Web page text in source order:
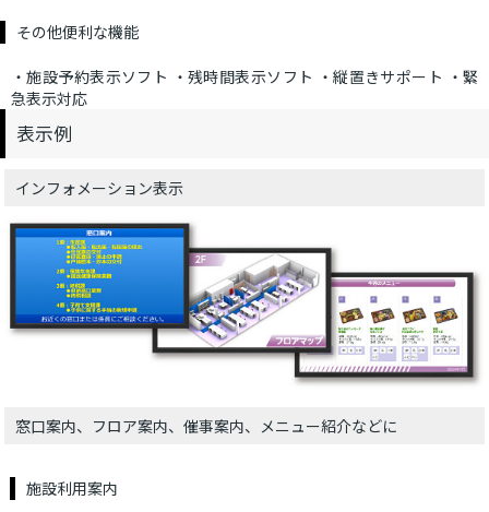
その他便利な機能
・施設予約表示ソフト ・残時間表示ソフト ・縦置きサポート ・緊
急表示対応
表示例
インフォメーション表示
窓口案内、フロア案内、催事案内、メニュー紹介などに
施設利用案内